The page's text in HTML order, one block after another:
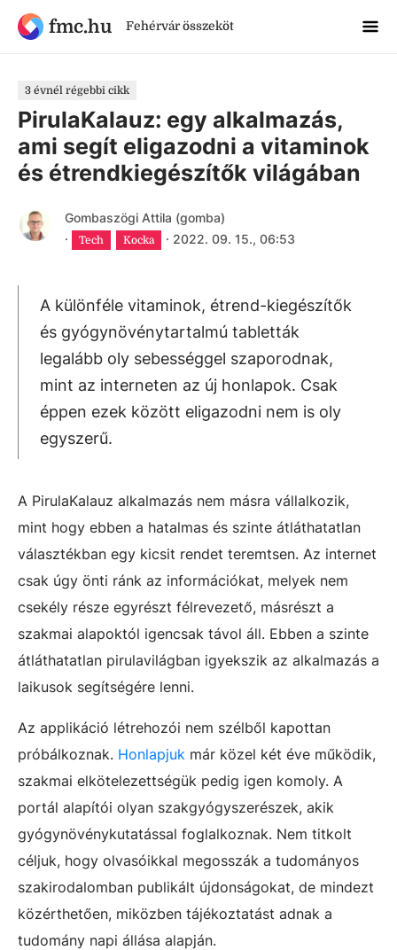
fmc.hu Fehérvár összeköt
3 évnél régebbi cikk
PirulaKalauz: egy alkalmazás,
ami segít eligazodni a vitaminok
és étrendkiegészítők világában
Gombaszögi Attila (gomba)
·
Tech Kocka · 2022. 09. 15., 06:53
A különféle vitaminok, étrend-kiegészítők
és gyógynövénytartalmú tabletták
legalább oly sebességgel szaporodnak,
mint az interneten az új honlapok. Csak
éppen ezek között eligazodni nem is oly
egyszerű.
A PirulaKalauz alkalmazás nem másra vállalkozik,
mint hogy ebben a hatalmas és szinte átláthatatlan
választékban egy kicsit rendet teremtsen. Az internet
csak úgy önti ránk az információkat, melyek nem
csekély része egyrészt félrevezető, másrészt a
szakmai alapoktól igencsak távol áll. Ebben a szinte
átláthatatlan pirulavilágban igyekszik az alkalmazás a
laikusok segítségére lenni.
Az applikáció létrehozói nem szélből kapottan
próbálkoznak. Honlapjuk már közel két éve működik,
szakmai elkötelezettségük pedig igen komoly. A
portál alapítói olyan szakgyógyszerészek, akik
gyógynövénykutatással foglalkoznak. Nem titkolt
céljuk, hogy olvasóikkal megosszák a tudományos
szakirodalomban publikált újdonságokat, de mindezt
közérthetően, miközben tájékoztatást adnak a
tudomány napi állása alapján.